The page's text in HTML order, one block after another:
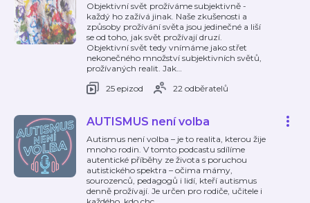
Objektivní svět prožíváme subjektivně -
každý ho zažívá jinak. Naše zkušenosti a
způsoby prožívání světa jsou jedinečné a liší
se od toho, jak svět prožívají druzí.
Objektivní svět tedy vnímáme jako střet
nekonečného množství subjektivních světů,
prožívaných realit. Jak…
25 epizod
22 odběratelů
AUTISMUS není volba
Autismus není volba – je to realita, kterou žije
mnoho rodin. V tomto podcastu sdílíme
autentické příběhy ze života s poruchou
autistického spektra – očima mámy,
sourozenců, pedagogů i lidí, kteří autismus
denně prožívají. Je určen pro rodiče, učitele i